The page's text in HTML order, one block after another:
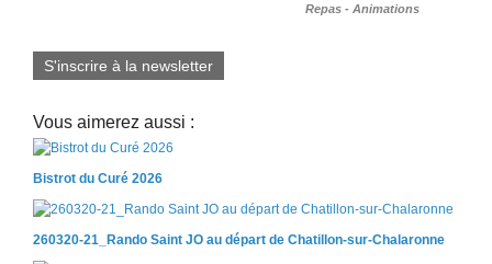
Repas - Animations
S'inscrire à la newsletter
Vous aimerez aussi :
Bistrot du Curé 2026
260320-21_Rando Saint JO au départ de Chatillon-sur-Chalaronne